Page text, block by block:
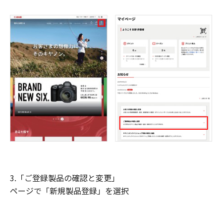
3.「ご登録製品の確認と変更」
ページで「新規製品登録」を選択